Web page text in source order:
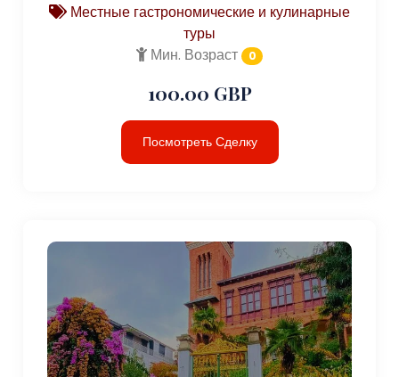
Местные гастрономические и кулинарные
туры
Мин. Возраст
0
100.00 GBP
Посмотреть Сделку